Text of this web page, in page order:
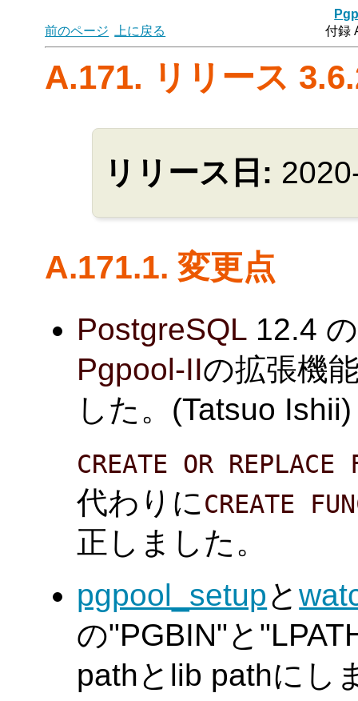
前のページ
上に戻る 付録
A.171. リリース
リリース日:
A.171.1. 変更点
PostgreSQL 12.4
Pgpool-IIの拡張機
した。(Tatsuo Ishii)
CREATE OR REPLACE
代わりに CREATE
正しました。
pgpool_setupと
の"PGBIN"と
pathとlib pathにし